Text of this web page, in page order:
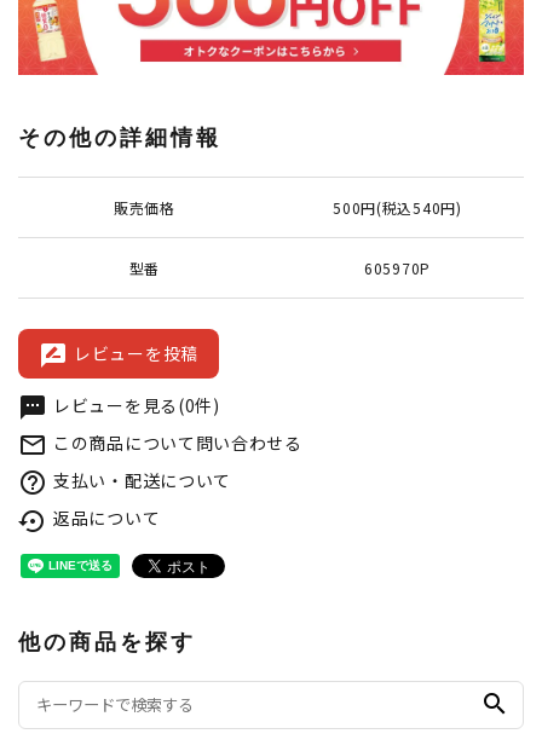
その他の詳細情報
販売価格 500円(税込540円)
型番 605970P
rate_review レビューを投稿
textsms レビューを見る(0件)
mail_outline この商品について問い合わせる
help_outline 支払い・配送について
settings_backup_restore 返品について
他の商品を探す
search